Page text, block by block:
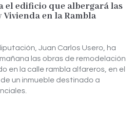
el edificio que albergará las
en la Rambla
Juan Carlos Usero, ha
las obras de remodelación
en la calle rambla alfareros, en el
un inmueble destinado a